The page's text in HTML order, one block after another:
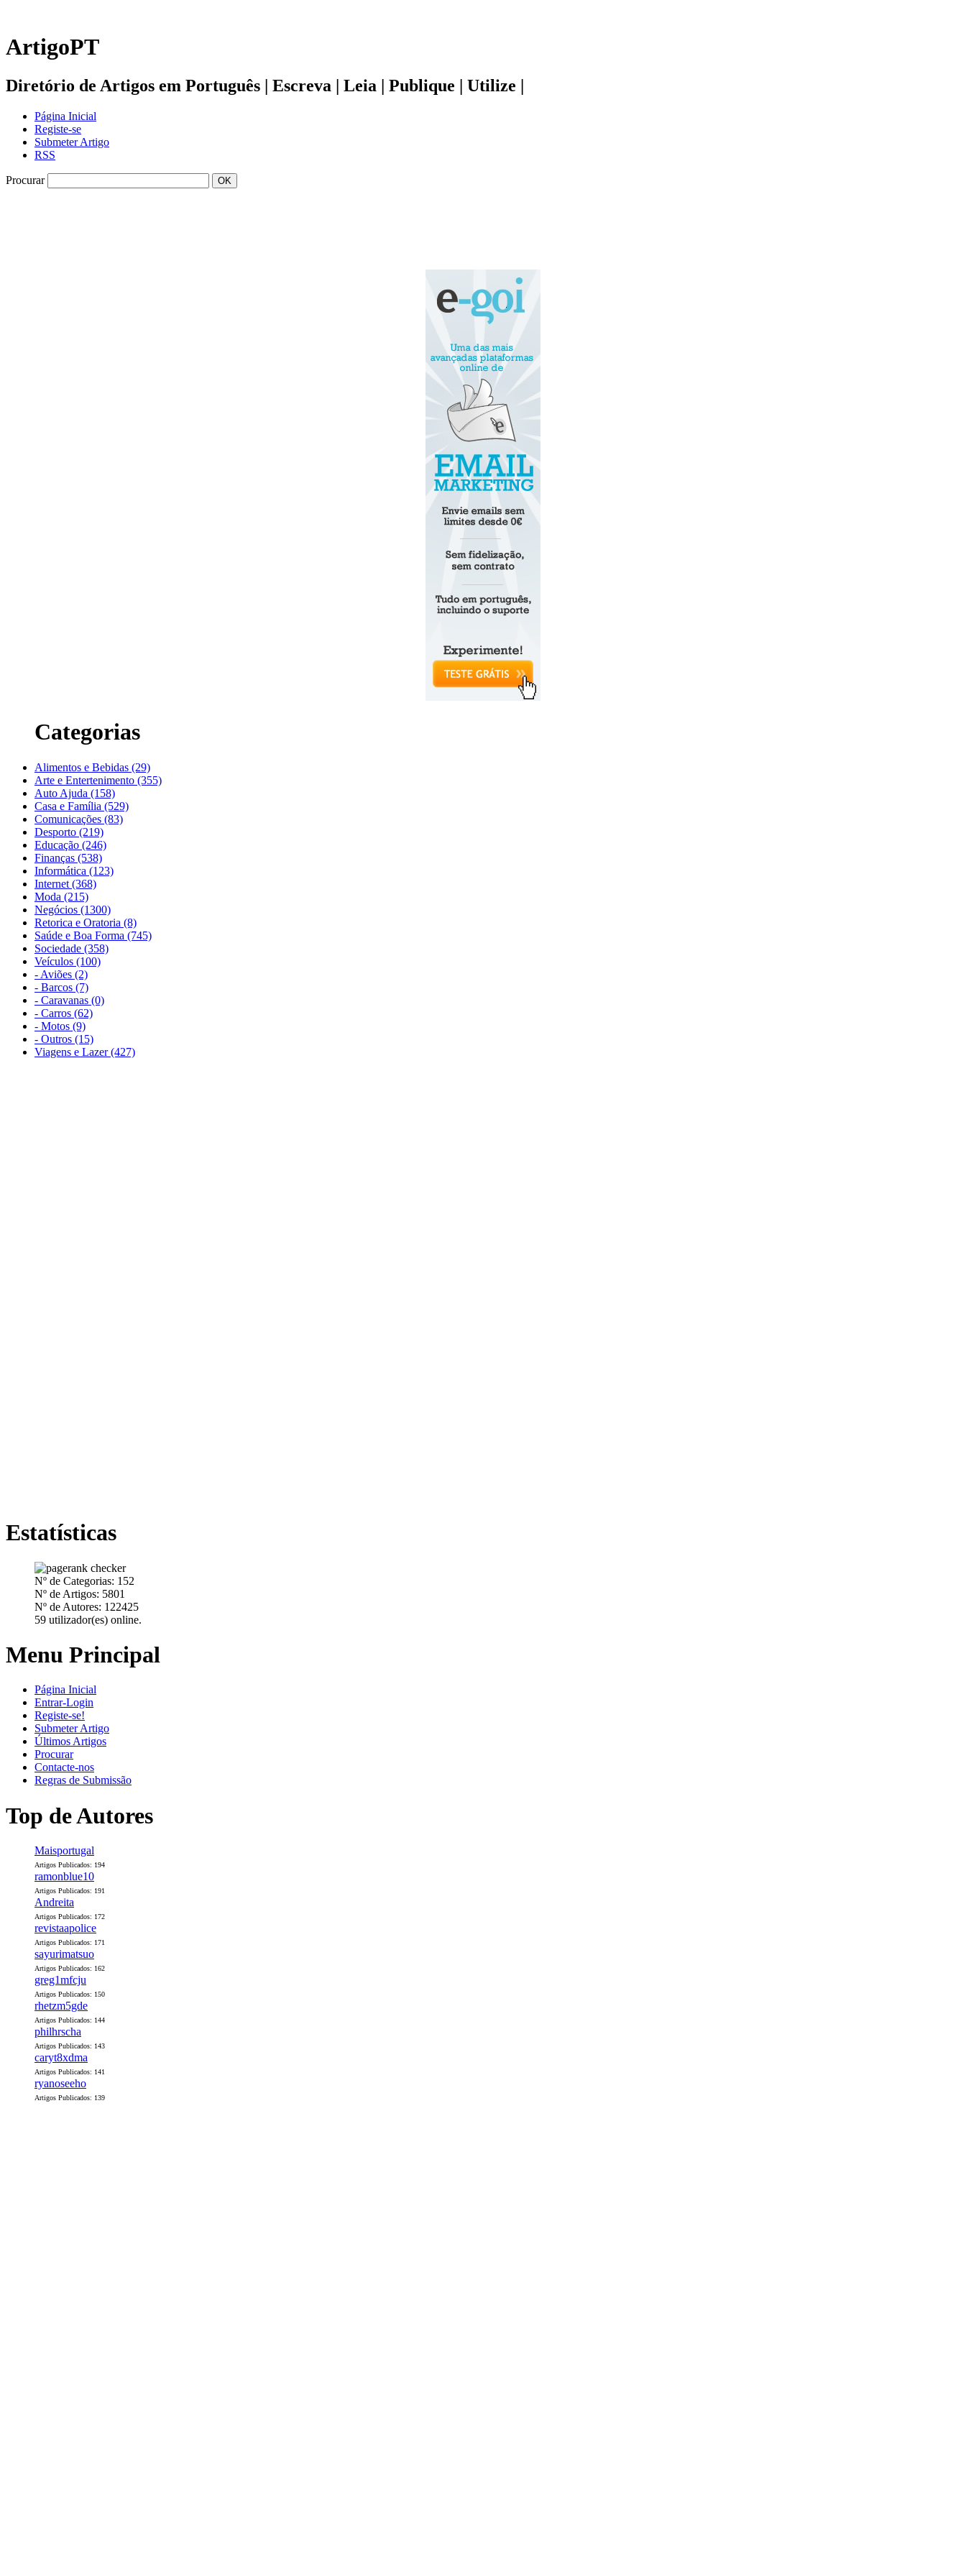
ArtigoPT
Diretório de Artigos em Português | Escreva | Leia | Publique | Utilize |
Página Inicial
Registe-se
Submeter Artigo
RSS
Procurar
Categorias
Alimentos e Bebidas (29)
Arte e Entertenimento (355)
Auto Ajuda (158)
Casa e Família (529)
Comunicações (83)
Desporto (219)
Educação (246)
Finanças (538)
Informática (123)
Internet (368)
Moda (215)
Negócios (1300)
Retorica e Oratoria (8)
Saúde e Boa Forma (745)
Sociedade (358)
Veículos (100)
- Aviões (2)
- Barcos (7)
- Caravanas (0)
- Carros (62)
- Motos (9)
- Outros (15)
Viagens e Lazer (427)
Estatísticas
Nº de Categorias: 152
Nº de Artigos: 5801
Nº de Autores: 122425
59 utilizador(es) online.
Menu Principal
Página Inicial
Entrar-Login
Registe-se!
Submeter Artigo
Últimos Artigos
Procurar
Contacte-nos
Regras de Submissão
Top de Autores
Maisportugal
Artigos Publicados: 194
ramonblue10
Artigos Publicados: 191
Andreita
Artigos Publicados: 172
revistaapolice
Artigos Publicados: 171
sayurimatsuo
Artigos Publicados: 162
greg1mfcju
Artigos Publicados: 150
rhetzm5gde
Artigos Publicados: 144
philhrscha
Artigos Publicados: 143
caryt8xdma
Artigos Publicados: 141
ryanoseeho
Artigos Publicados: 139